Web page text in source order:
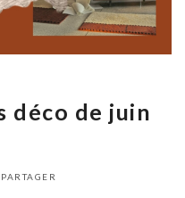
déco de juin
PARTAGER